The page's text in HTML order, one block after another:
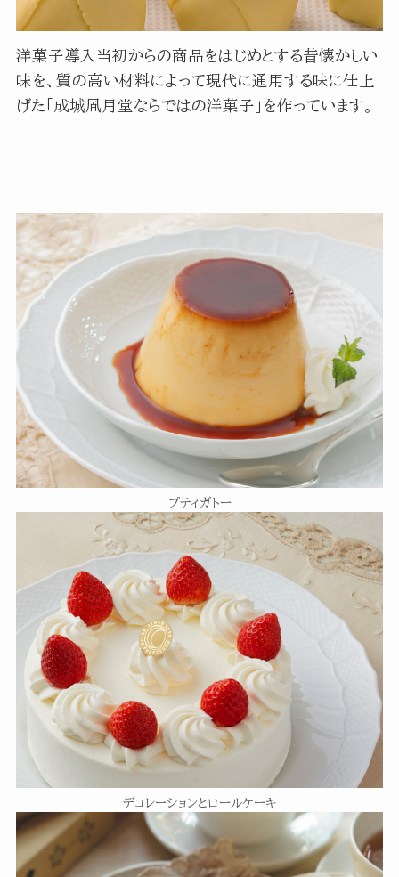
洋菓子導入当初からの商品をはじめとする昔懐かしい
味を、質の高い材料によって現代に通用する味に仕上
げた「成城凮月堂ならではの洋菓子」を作っています。
プティガトー
デコレーションとロールケーキ